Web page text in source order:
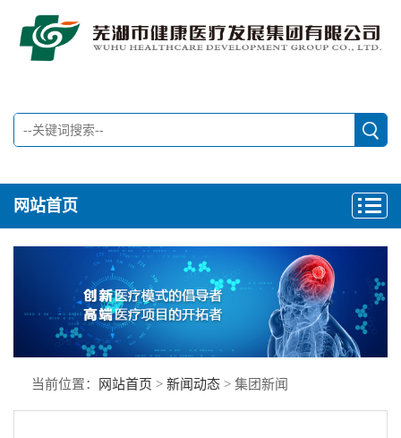
网站首页
当前位置： 网站首页 > 新闻动态 > 集团新闻